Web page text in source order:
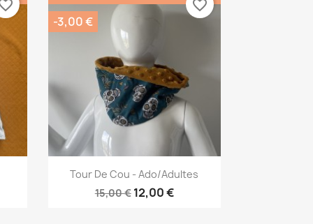
Aperçu rapide
Tour De Cou - Ado/adultes
15,00 € 12,00 €
-3,00 €
favorite_border